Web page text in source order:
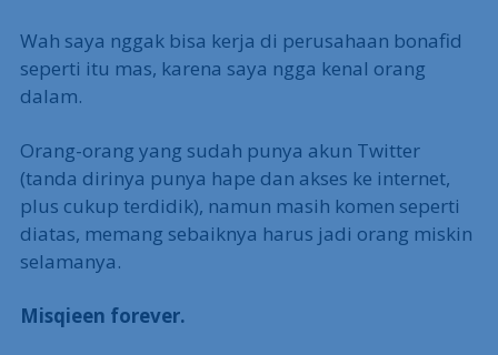
Wah saya nggak bisa kerja di perusahaan bonafid
seperti itu mas, karena saya ngga kenal orang
dalam.
Orang-orang yang sudah punya akun Twitter
(tanda dirinya punya hape dan akses ke internet,
plus cukup terdidik), namun masih komen seperti
diatas, memang sebaiknya harus jadi orang miskin
selamanya.
Misqieen forever.